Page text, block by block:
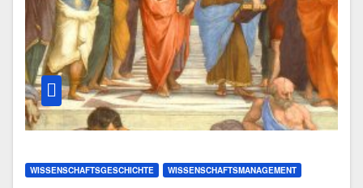
WISSENSCHAFTSGESCHICHTE WISSENSCHAFTSMANAGEMENT